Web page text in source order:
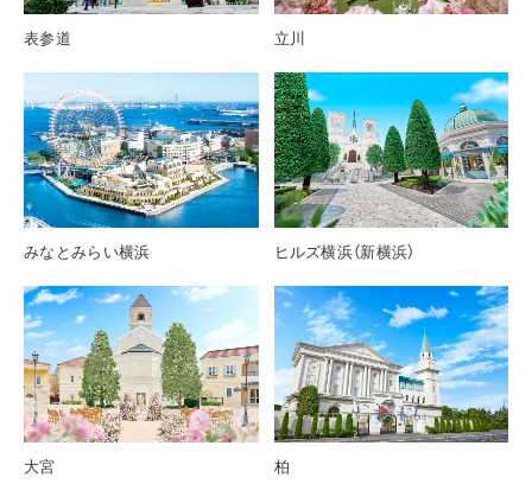
表参道 立川
みなとみらい横浜 ヒルズ横浜（新横浜）
大宮 柏